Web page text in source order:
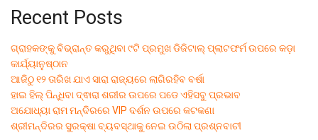
Recent Posts
ଗ୍ରାହକଙ୍କୁ ବିଭ୍ରାନ୍ତ କରୁଥିବା ୯ଟି ପ୍ରମୁଖ ଡିଜିଟାଲ୍ ପ୍ଲାଟଫର୍ମ ଉପରେ କଡ଼ା
କାର୍ଯ୍ୟାନୁଷ୍ଠାନ
ଆଜିଠୁ ୧୨ ତାରିଖ ଯାଏ ସାରା ରାଜ୍ୟରେ ଲାଗିରହିବ ବର୍ଷା
ହାଇ ହିଲ୍ ପିନ୍ଧିବା ଦ୍ଵାରା ଶରୀର ଉପରେ ପଡେ ଏହିସବୁ ପ୍ରଭାବ
ଅଯୋଧ୍ୟା ରାମ ମନ୍ଦିରରେ VIP ଦର୍ଶନ ଉପରେ କଟକଣା
ଶ୍ରୀମନ୍ଦିରର ସୁରକ୍ଷା ବ୍ୟବସ୍ଥାକୁ ନେଇ ଉଠିଲା ପ୍ରଶ୍ନବାଚୀ